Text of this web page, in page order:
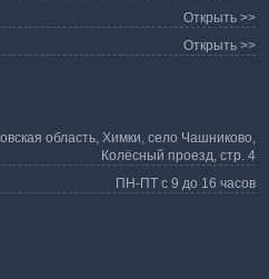
Открыть >>
Открыть >>
область, Химки, село Чашниково,
Колёсный проезд, стр. 4
ПН-ПТ с 9 до 16 часов